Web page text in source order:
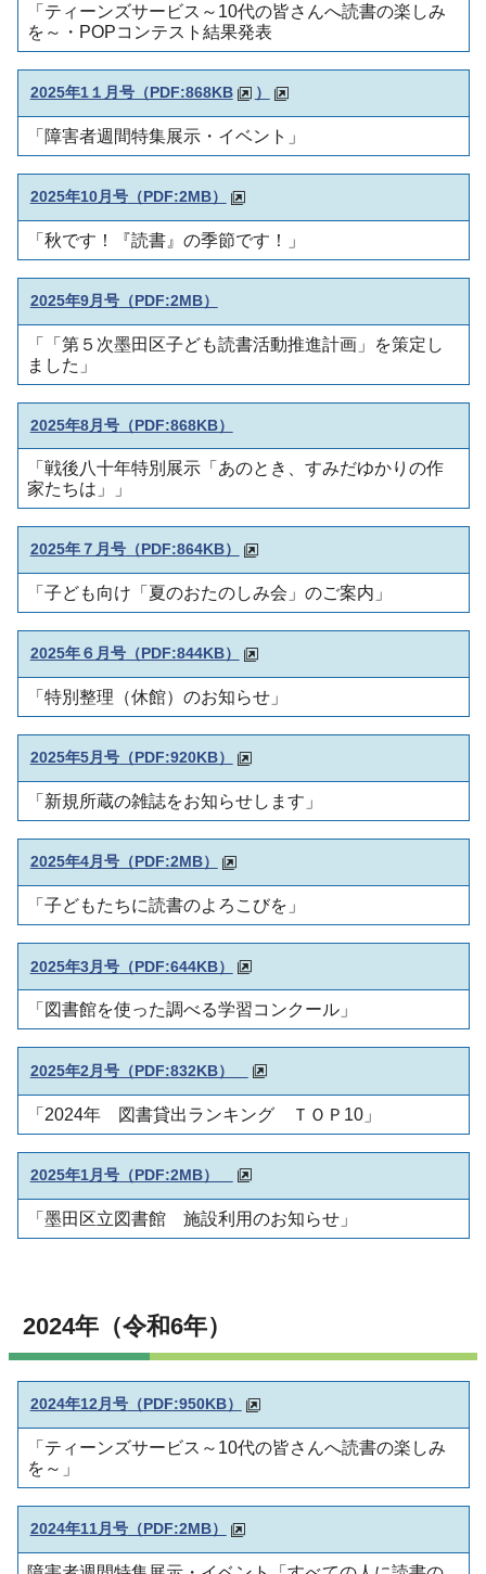
「ティーンズサービス～10代の皆さんへ読書の楽しみ
を～・POPコンテスト結果発表
2025年1１月号（PDF:868KB ）
「障害者週間特集展示・イベント」
2025年10月号（PDF:2MB）
「秋です！『読書』の季節です！」
2025年9月号（PDF:2MB）
「「第５次墨田区子ども読書活動推進計画」を策定し
ました」
2025年8月号（PDF:868KB）
「戦後八十年特別展示「あのとき、すみだゆかりの作
家たちは」」
2025年７月号（PDF:864KB）
「子ども向け「夏のおたのしみ会」のご案内」
2025年６月号（PDF:844KB）
「特別整理（休館）のお知らせ」
2025年5月号（PDF:920KB）
「新規所蔵の雑誌をお知らせします」
2025年4月号（PDF:2MB）
「子どもたちに読書のよろこびを」
2025年3月号（PDF:644KB）
「図書館を使った調べる学習コンクール」
2025年2月号（PDF:832KB）
「2024年 図書貸出ランキング ＴＯＰ10」
2025年1月号（PDF:2MB）
「墨田区立図書館 施設利用のお知らせ」
2024年（令和6年）
2024年12月号（PDF:950KB）
「ティーンズサービス～10代の皆さんへ読書の楽しみ
を～」
2024年11月号（PDF:2MB）